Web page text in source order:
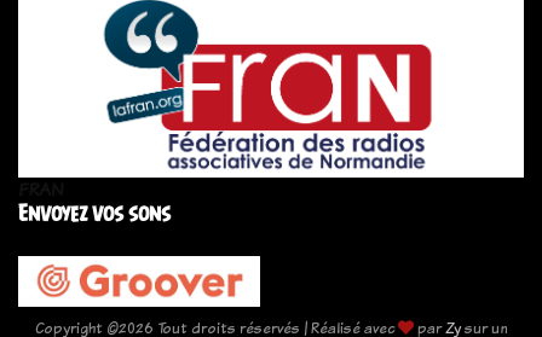
Envoyez vos sons
Copyright ©2026 Tout droits réservés | Réalisé avec parZysur un